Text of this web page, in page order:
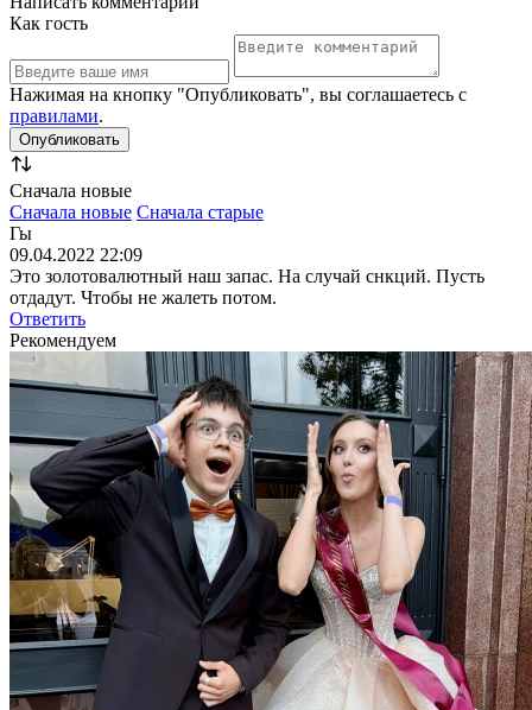
Как гость
Нажимая на кнопку "Опубликовать", вы соглашаетесь с
правилами.
Сначала новые
Сначала новые Сначала старые
Гы
09.04.2022 22:09
Это золотовалютный наш запас. На случай снкций. Пусть
отдадут. Чтобы не жалеть потом.
Ответить
Рекомендуем